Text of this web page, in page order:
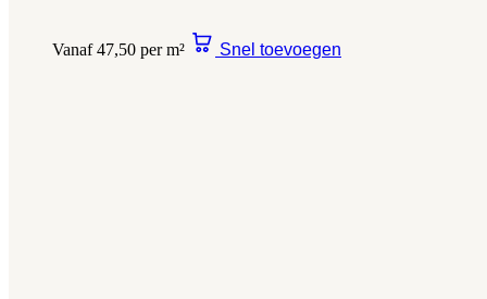
Vanaf 47,50 per m² Snel toevoegen